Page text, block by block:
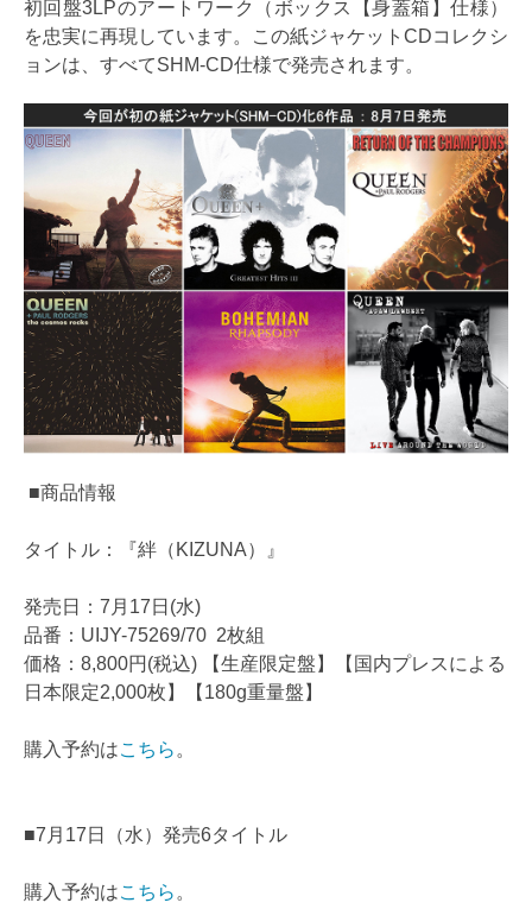
初回盤3LPのアートワーク（ボックス【身蓋箱】仕様）
を忠実に再現しています。この紙ジャケットCDコレクシ
ョンは、すべてSHM-CD仕様で発売されます。
■商品情報
タイトル：『絆（KIZUNA）』
発売日：7月17日(水)
品番：UIJY-75269/70 2枚組
価格：8,800円(税込) 【生産限定盤】【国内プレスによる
日本限定2,000枚】【180g重量盤】
購入予約はこちら 。
■7月17日（水）発売6タイトル
購入予約はこちら 。